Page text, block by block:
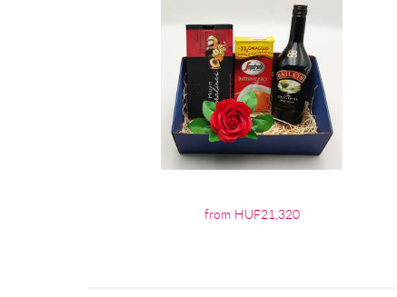
from HUF21,320